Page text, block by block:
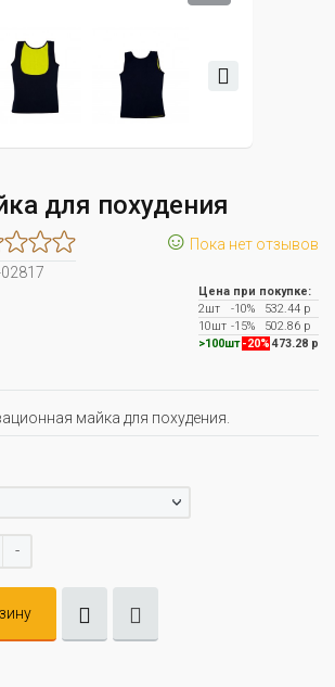
для похудения
☺ Пока нет отзывов
Цена при покупке:
2шт
-10%
532.44 р
10шт -15%
502.86 р
>100шт -20% 473.28 р
майка для похудения.
-